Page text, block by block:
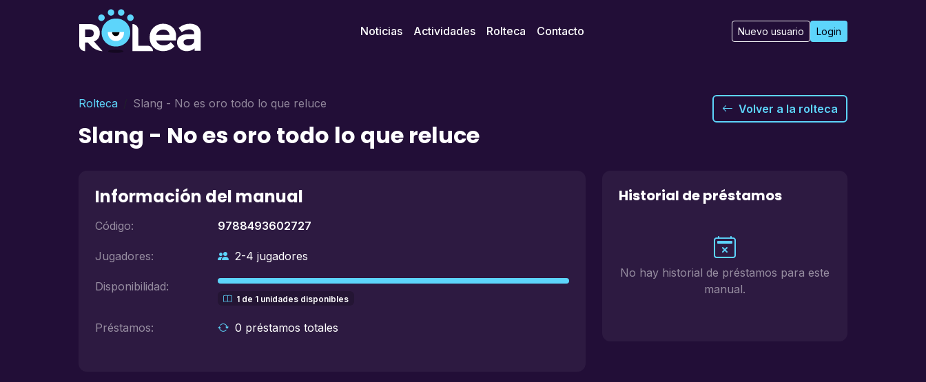
Noticias Actividades Rolteca Contacto Nuevo usuario Login
Rolteca Slang - No es oro todo lo que reluce
Slang - No es oro todo lo que reluce
Volver a la rolteca
Información del manual
Código: 9788493602727
Jugadores: 2-4 jugadores
Disponibilidad:
1 de 1 unidades disponibles
Préstamos: 0 préstamos totales
Historial de préstamos
No hay historial de préstamos para este
manual.